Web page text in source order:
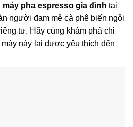
máy pha espresso gia đình tại
người đam mê cà phê biến ngôi
tư. Hãy cùng khám phá chi
này lại được yêu thích đến